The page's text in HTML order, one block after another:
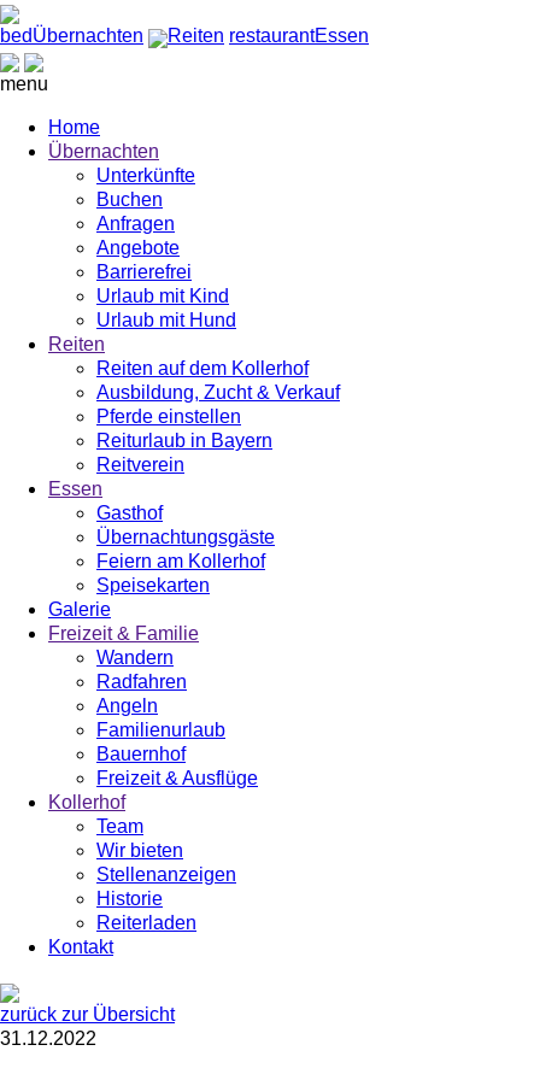
bedÜbernachten Reiten restaurantEssen
menu
Home
Übernachten
Unterkünfte
Buchen
Anfragen
Angebote
Barrierefrei
Urlaub mit Kind
Urlaub mit Hund
Reiten
Reiten auf dem Kollerhof
Ausbildung, Zucht & Verkauf
Pferde einstellen
Reiturlaub in Bayern
Reitverein
Essen
Gasthof
Übernachtungsgäste
Feiern am Kollerhof
Speisekarten
Galerie
Freizeit & Familie
Wandern
Radfahren
Angeln
Familienurlaub
Bauernhof
Freizeit & Ausflüge
Kollerhof
Team
Wir bieten
Stellenanzeigen
Historie
Reiterladen
Kontakt
zurück zur Übersicht
31.12.2022